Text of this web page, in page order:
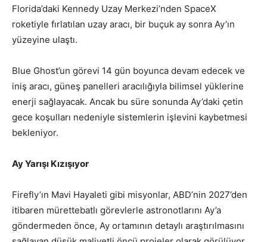
Florida’daki Kennedy Uzay Merkezi’nden SpaceX
roketiyle fırlatılan uzay aracı, bir buçuk ay sonra Ay’ın
yüzeyine ulaştı.
Blue Ghost’un görevi 14 gün boyunca devam edecek ve
iniş aracı, güneş panelleri aracılığıyla bilimsel yüklerine
enerji sağlayacak. Ancak bu süre sonunda Ay’daki çetin
gece koşulları nedeniyle sistemlerin işlevini kaybetmesi
bekleniyor.
Ay Yarışı Kızışıyor
Firefly’ın Mavi Hayaleti gibi misyonlar, ABD’nin 2027’den
itibaren mürettebatlı görevlerle astronotlarını Ay’a
göndermeden önce, Ay ortamının detaylı araştırılmasını